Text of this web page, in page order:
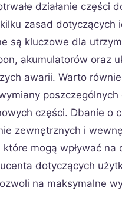
działanie części
zasad dotyczących
są kluczowe dla
akumulatorów oraz
awarii. Warto
części. Dbanie o
zewnętrznych i
mogą wpływać
dotyczących
na maksymalne